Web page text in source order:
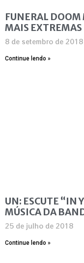
FUNERAL DOOM
MAIS
8 de setembro de 2018
Continue lendo »
UN: ESCUTE “IN
MÚSICA DA
25 de julho de 2018
Continue lendo »